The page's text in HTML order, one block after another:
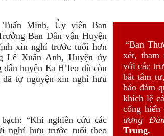
“Ban
xét,
với các
bắt tâm
bảo đảm
khích lệ
cống
ương
Trung.
Minh, Ủy viên Ban
Ban Dân vận Huyện
xin nghỉ trước tuổi hơn
Lê Xuân Anh, Huyện ủy
huyện Ea H’leo dù còn
tự nguyện xin nghỉ hưu
“Khi nghiên cứu các
nghỉ hưu trước tuổi theo